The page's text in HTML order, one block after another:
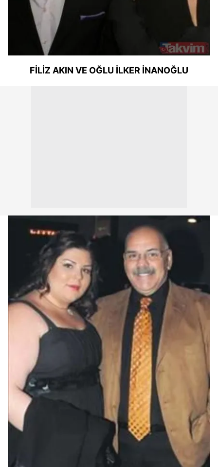
FİLİZ AKIN VE OĞLU İLKER İNANOĞLU